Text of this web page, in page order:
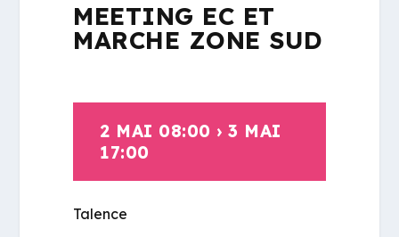
MEETING EC ET
MARCHE ZONE SUD
2 MAI 08:00 ›3 MAI
17:00
Talence